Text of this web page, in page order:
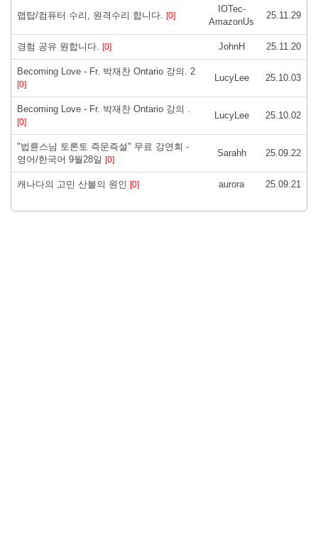
랩탑/컴퓨터 수리, 원격수리 합니다. [0]
IOTec-
AmazonUs
25.11.29
경험 공유 원합니다. [0] JohnH 25.11.20
Becoming Love - Fr. 박재찬 Ontario 강의. 2
[0]
LucyLee 25.10.03
Becoming Love - Fr. 박재찬 Ontario 강의 .
[0]
LucyLee 25.10.02
"법륜스님 토론토 즉문즉설" 무료 강연회 -
영어/한국어 9월28일 [0]
Sarahh 25.09.22
캐나다의 고민 산불의 원인 [0] aurora 25.09.21